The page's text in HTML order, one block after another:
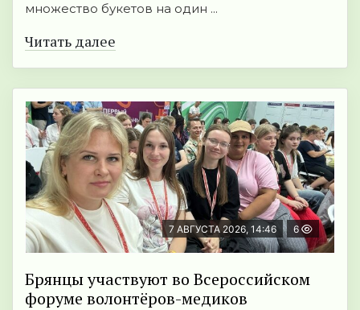
множество букетов на один ...
Читать далее
7 АВГУСТА 2026, 14:46 6
Брянцы участвуют во Всероссийском
форуме волонтёров-медиков